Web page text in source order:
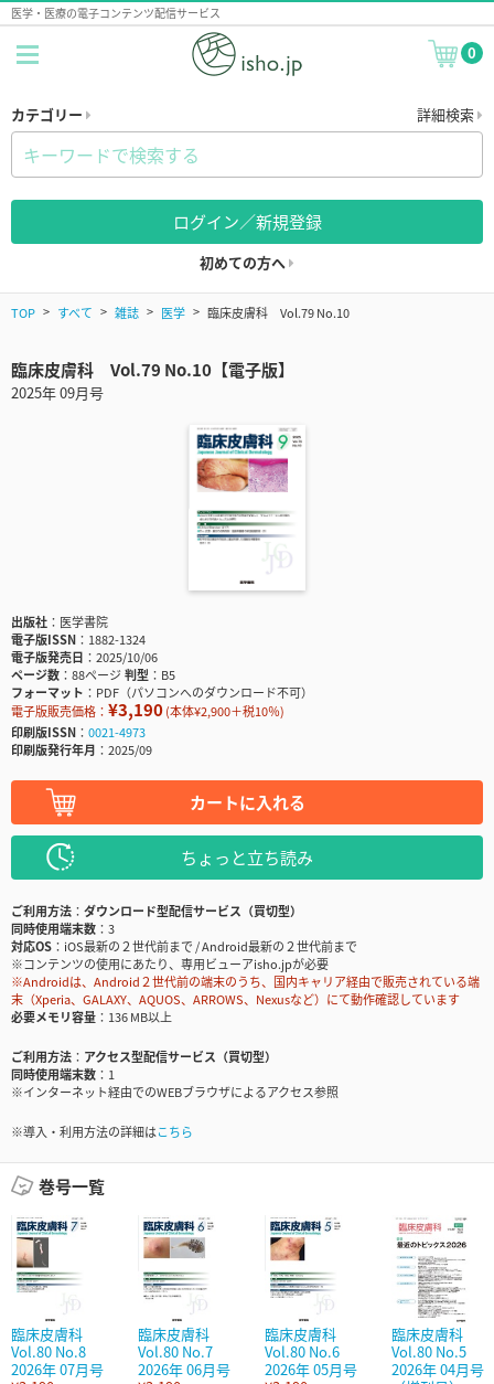
医学・医療の電子コンテンツ配信サービス
0
カテゴリー 詳細検索
ログイン／新規登録
初めての方へ
TOP すべて 雑誌 医学 臨床皮膚科 Vol.79 No.10
臨床皮膚科 Vol.79 No.10【電子版】
2025年 09月号
出版社
医学書院
電子版ISSN
1882-1324
電子版発売日
2025/10/06
ページ数
88ページ判型
B5
フォーマット
PDF（パソコンへのダウンロード不可）
電子版販売価格： ¥3,190(本体¥2,900＋税10％)
印刷版ISSN
0021-4973
印刷版発行年月
2025/09
カートに入れる
ちょっと立ち読み
ご利用方法
ダウンロード型配信サービス（買切型）
同時使用端末数
3
対応OS
iOS最新の２世代前まで / Android最新の２世代前まで
※コンテンツの使用にあたり、専用ビューアisho.jpが必要
※Androidは、Android２世代前の端末のうち、国内キャリア経由で販売されている端
末（Xperia、GALAXY、AQUOS、ARROWS、Nexusなど）にて動作確認しています
必要メモリ容量
136 MB以上
ご利用方法
アクセス型配信サービス（買切型）
同時使用端末数
1
※インターネット経由でのWEBブラウザによるアクセス参照
※導入・利用方法の詳細はこちら
巻号一覧
臨床皮膚科
Vol.80 No.8
2026年 07月号
臨床皮膚科
Vol.80 No.7
2026年 06月号
臨床皮膚科
Vol.80 No.6
2026年 05月号
臨床皮膚科
Vol.80 No.5
2026年 04月号